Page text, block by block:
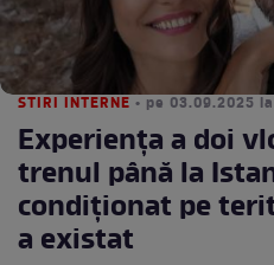
STIRI INTERNE • pe 03.09.2025
Experiența a doi
trenul până la
condiționat pe
a existat